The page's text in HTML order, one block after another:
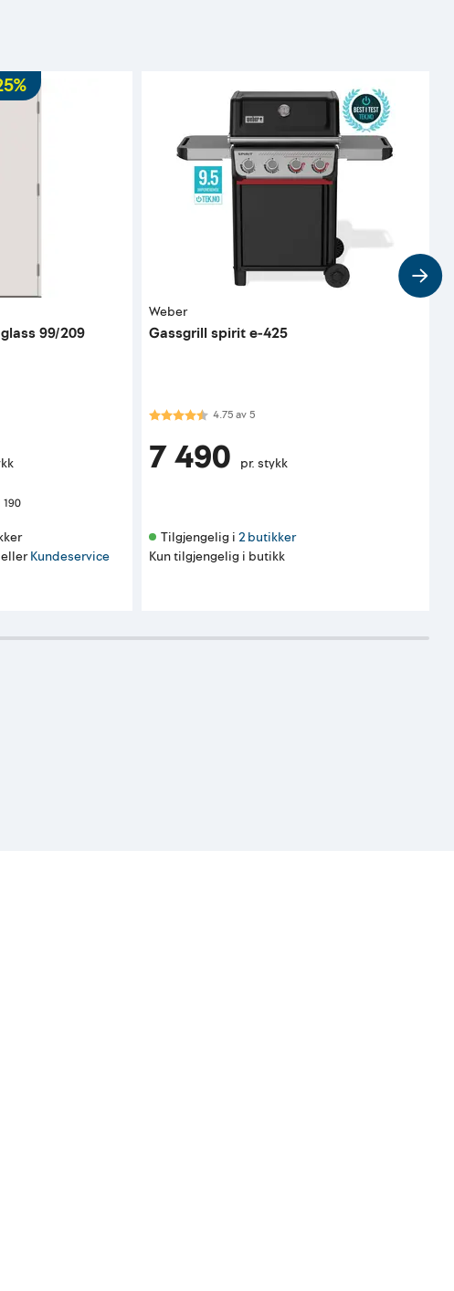
99/209
190
ellerKundeservice
Weber
Gassgrill spirit e-425
Karakter:4.8 av 5 mulige
4.75av5
7 490 pr. stykk
Tilgjengelig i 2 butikker
Kun tilgjengelig i butikk